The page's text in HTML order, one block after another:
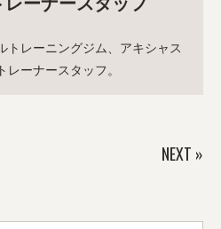
トレーニングジム、アキシャス
レーナースタッフ。
NEXT »